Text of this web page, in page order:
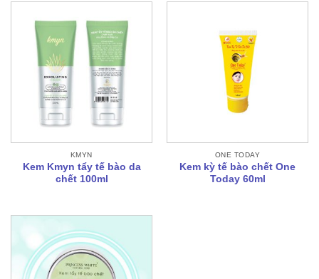
KMYN
Kem Kmyn tẩy tế bào da
chết 100ml
ONE TODAY
Kem kỳ tế bào chết One
Today 60ml